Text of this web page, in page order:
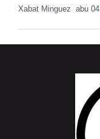
Xabat Minguez abu 04